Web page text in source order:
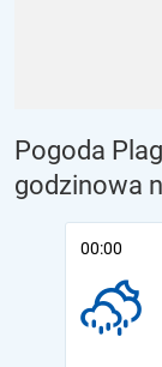
Pogoda
godzinowa
00:00